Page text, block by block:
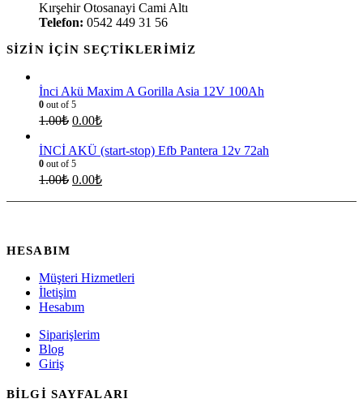
Kırşehir Otosanayi Cami Altı
Telefon: 0542 449 31 56
SIZIN İÇIN SEÇTIKLERIMIZ
İnci Akü Maxim A Gorilla Asia 12V 100Ah
0 out of 5
1.00₺ 0.00₺
İNCİ AKÜ (start-stop) Efb Pantera 12v 72ah
0 out of 5
1.00₺ 0.00₺
HESABIM
Müşteri Hizmetleri
İletişim
Hesabım
Siparişlerim
Blog
Giriş
BİLGİ SAYFALARI